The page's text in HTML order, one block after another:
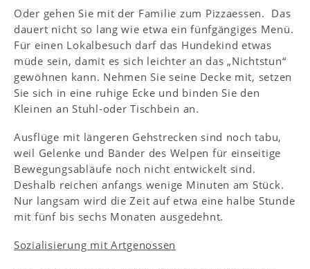
Oder gehen Sie mit der Familie zum Pizzaessen. Das
dauert nicht so lang wie etwa ein fünfgängiges Menü.
Für einen Lokalbesuch darf das Hundekind etwas
müde sein, damit es sich leichter an das „Nichtstun“
gewöhnen kann. Nehmen Sie seine Decke mit, setzen
Sie sich in eine ruhige Ecke und binden Sie den
Kleinen an Stuhl-oder Tischbein an.
Ausflüge mit längeren Gehstrecken sind noch tabu,
weil Gelenke und Bänder des Welpen für einseitige
Bewegungsabläufe noch nicht entwickelt sind.
Deshalb reichen anfangs wenige Minuten am Stück.
Nur langsam wird die Zeit auf etwa eine halbe Stunde
mit fünf bis sechs Monaten ausgedehnt.
Sozialisierung mit Artgenossen